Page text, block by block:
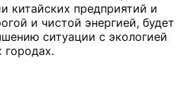
китайских предприятий и
и чистой энергией, будет
ситуации с экологией
городах.